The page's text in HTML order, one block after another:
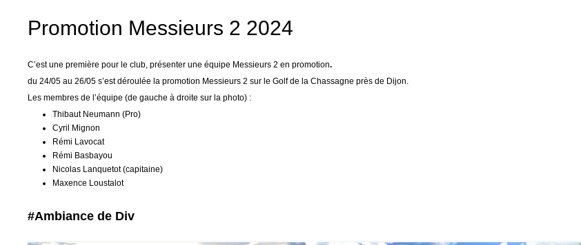
Promotion Messieurs 2 2024
C’est une première pour le club, présenter une équipe Messieurs 2 en promotion.
du 24/05 au 26/05 s’est déroulée la promotion Messieurs 2 sur le Golf de la Chassagne près de Dijon.
Les membres de l’équipe (de gauche à droite sur la photo) :
Thibaut Neumann (Pro)
Cyril Mignon
Rémi Lavocat
Rémi Basbayou
Nicolas Lanquetot (capitaine)
Maxence Loustalot
#Ambiance de Div